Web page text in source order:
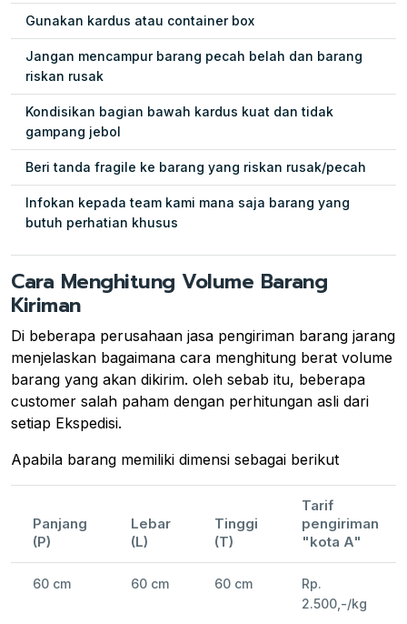
Gunakan kardus atau container box
Jangan mencampur barang pecah belah dan barang
riskan rusak
Kondisikan bagian bawah kardus kuat dan tidak
gampang jebol
Beri tanda fragile ke barang yang riskan rusak/pecah
Infokan kepada team kami mana saja barang yang
butuh perhatian khusus
Cara Menghitung Volume Barang
Kiriman
Di beberapa perusahaan jasa pengiriman barang jarang
menjelaskan bagaimana cara menghitung berat volume
barang yang akan dikirim. oleh sebab itu, beberapa
customer salah paham dengan perhitungan asli dari
setiap Ekspedisi.
Apabila barang memiliki dimensi sebagai berikut
Panjang
(P)
Lebar
(L)
Tinggi
(T)
Tarif
pengiriman
"kota A"
60 cm 60 cm 60 cm
Rp.
2.500,-/kg